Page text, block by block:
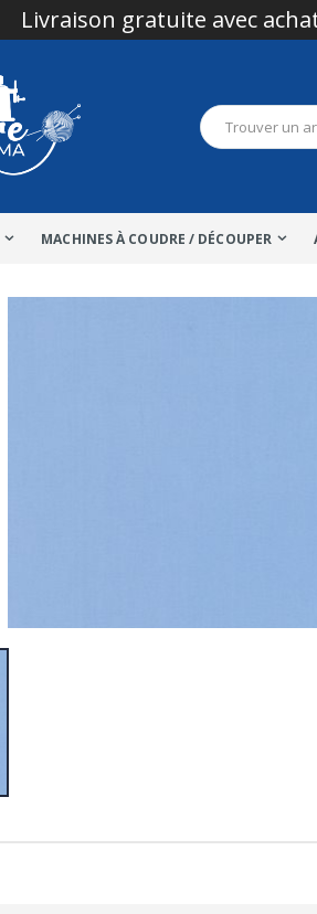
Livraison gratuite avec
MACHINES À COUDRE / DÉCOUPER